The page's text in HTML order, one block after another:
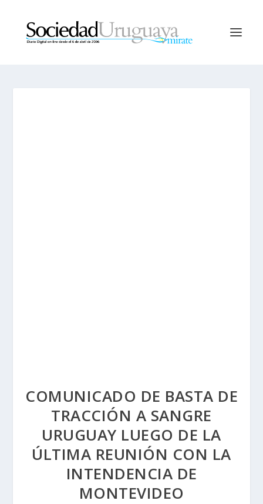
COMUNICADO DE BASTA DE
TRACCIÓN A SANGRE
URUGUAY LUEGO DE LA
ÚLTIMA REUNIÓN CON LA
INTENDENCIA DE
MONTEVIDEO